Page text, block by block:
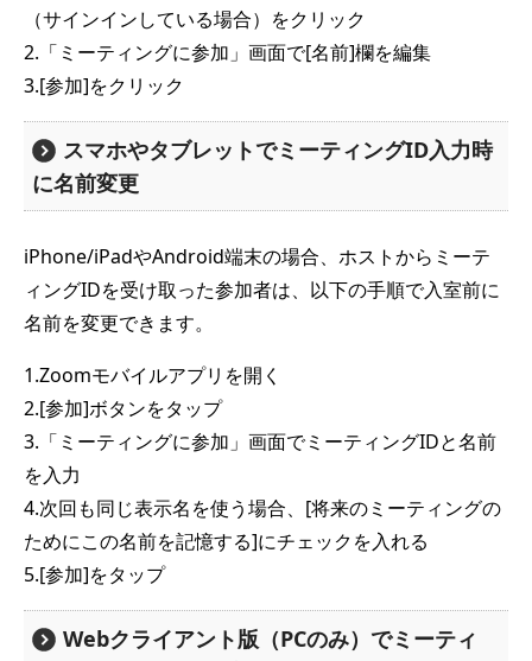
（サインインしている場合）をクリック
2.「ミーティングに参加」画面で[名前]欄を編集
3.[参加]をクリック
スマホやタブレットでミーティングID入力時
に名前変更
iPhone/iPadやAndroid端末の場合、ホストからミーテ
ィングIDを受け取った参加者は、以下の手順で入室前に
名前を変更できます。
1.Zoomモバイルアプリを開く
2.[参加]ボタンをタップ
3.「ミーティングに参加」画面でミーティングIDと名前
を入力
4.次回も同じ表示名を使う場合、[将来のミーティングの
ためにこの名前を記憶する]にチェックを入れる
5.[参加]をタップ
Webクライアント版（PCのみ）でミーティ